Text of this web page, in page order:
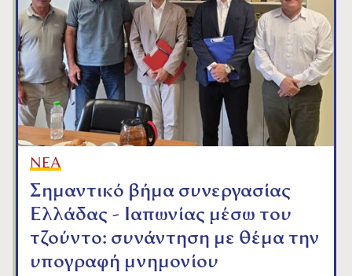
ΝΕΑ
Σημαντικό βήμα συνεργασίας
Ελλάδας - Ιαπωνίας μέσω του
τζούντο: συνάντηση με θέμα την
υπογραφή μνημονίου